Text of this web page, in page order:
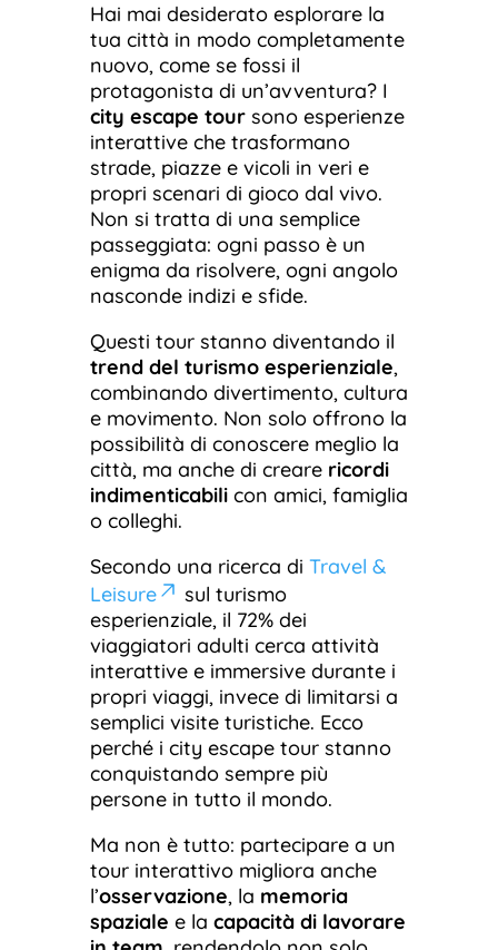
Hai mai desiderato esplorare la
tua città in modo completamente
nuovo, come se fossi il
protagonista di un’avventura? I
city escape toursono esperienze
interattive che trasformano
strade, piazze e vicoli in veri e
propri scenari di gioco dal vivo.
Non si tratta di una semplice
passeggiata: ogni passo è un
enigma da risolvere, ogni angolo
nasconde indizi e sfide.
Questi tour stanno diventando il
trend del turismo esperienziale,
combinando divertimento, cultura
e movimento. Non solo offrono la
possibilità di conoscere meglio la
città, ma anche di creare ricordi
indimenticabilicon amici, famiglia
o colleghi.
Secondo una ricerca di Travel &
Leisure
sul turismo
esperienziale, il 72% dei
viaggiatori adulti cerca attività
interattive e immersive durante i
propri viaggi, invece di limitarsi a
semplici visite turistiche. Ecco
perché i city escape tour stanno
conquistando sempre più
persone in tutto il mondo.
Ma non è tutto: partecipare a un
tour interattivo migliora anche
l’osservazione, la memoria
spaziale e la capacità di lavorare